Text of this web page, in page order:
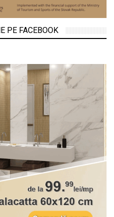
PE FACEBOOK